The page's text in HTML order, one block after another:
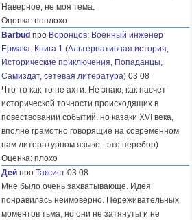
Наверное, не моя тема.
Оценка: неплохо
Barbud про Воронцов: Военный инженер
Ермака. Книга 1 (Альтернативная история,
Исторические приключения, Попаданцы,
Самиздат, сетевая литература) 03 08
Что-то как-то не ахти. Не знаю, как насчет
исторической точности происходящих в
повествовании событий, но казаки XVI века,
вполне грамотно говорящие на современном
нам литературном языке - это перебор)
Оценка: плохо
Дей про Таксист 03 08
Мне было очень захватывающе. Идея
понравилась неимоверно. Переживательных
моментов тьма, но они не затянуты и не